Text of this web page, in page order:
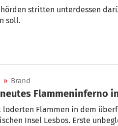
stritten unterdessen
soll.
» Brand
loderten Flammen in dem
Insel Lesbos. Erste